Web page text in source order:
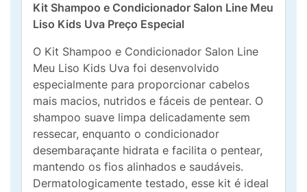
Kit Shampoo e Condicionador Salon Line Meu
Liso Kids Uva Preço Especial
O Kit Shampoo e Condicionador Salon Line
Meu Liso Kids Uva foi desenvolvido
especialmente para proporcionar cabelos
mais macios, nutridos e fáceis de pentear. O
shampoo suave limpa delicadamente sem
ressecar, enquanto o condicionador
desembaraçante hidrata e facilita o pentear,
mantendo os fios alinhados e saudáveis.
Dermatologicamente testado, esse kit é ideal